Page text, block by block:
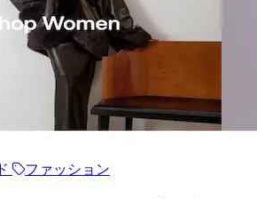
ファッション